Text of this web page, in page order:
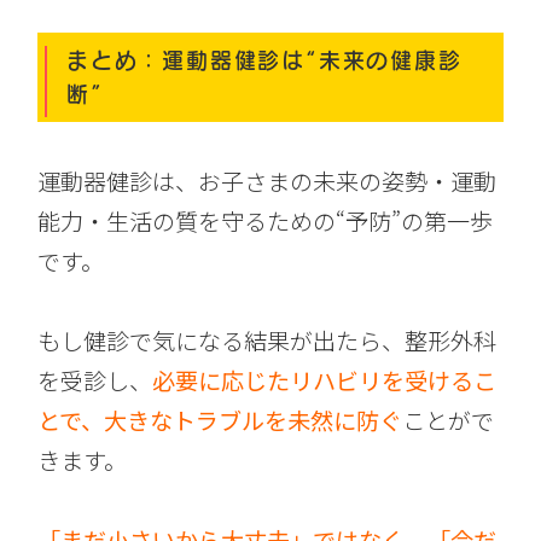
まとめ：運動器健診は“未来の健康診
断”
運動器健診は、お子さまの未来の姿勢・運動
能力・生活の質を守るための“予防”の第一歩
です。
もし健診で気になる結果が出たら、整形外科
を受診し、 必要に応じたリハビリを受けるこ
とで、大きなトラブルを未然に防ぐ ことがで
きます。